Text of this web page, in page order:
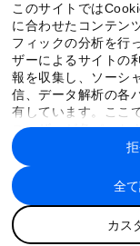
このサイトでは
に合わせたコンテン
フィックの分析を行
ザーによるサイトの
報を収集し、ソーシ
信、データ解析の各
有しています。ここ
ユーザーが各パート
報や各パートナーの
に収集された情報と
トナーによって使用
す。
全
カス